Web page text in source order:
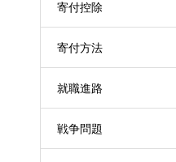
寄付控除
寄付方法
就職進路
戦争問題